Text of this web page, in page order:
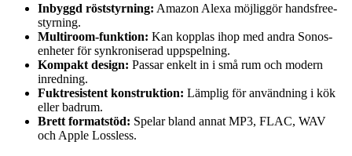
Inbyggd röststyrning: Amazon Alexa möjliggör handsfree-
styrning.
Multiroom-funktion: Kan kopplas ihop med andra Sonos-
enheter för synkroniserad uppspelning.
Kompakt design: Passar enkelt in i små rum och modern
inredning.
Fuktresistent konstruktion: Lämplig för användning i kök
eller badrum.
Brett formatstöd: Spelar bland annat MP3, FLAC, WAV
och Apple Lossless.